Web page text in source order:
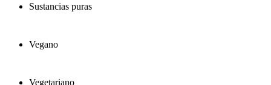
Sustancias puras
Vegano
Vegetariano